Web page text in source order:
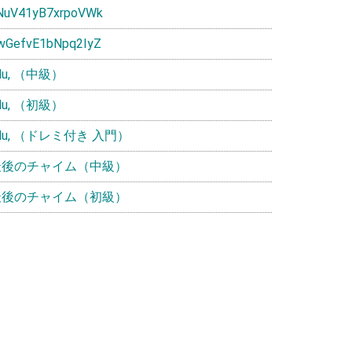
（中級）
（初級）
（ドレミ付き 入門）
のチャイム（中級）
のチャイム（初級）